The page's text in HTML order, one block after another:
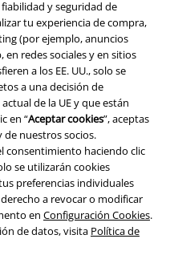
y seguridad de
tu experiencia de compra,
(por ejemplo, anuncios
redes sociales y en sitios
a los EE. UU., solo se
a una decisión de
de la UE y que están
en “Aceptar cookies”, aceptas
de nuestros socios.
consentimiento haciendo clic
se utilizarán cookies
preferencias individuales
derecho a revocar o modificar
en Configuración Cookies.
de datos, visita Política de
Company